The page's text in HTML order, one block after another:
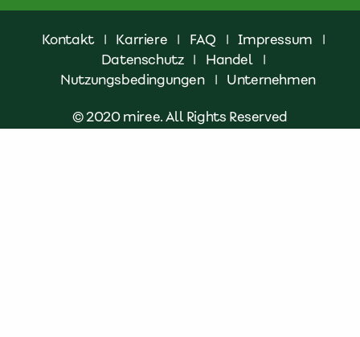
Kontakt | Karriere | FAQ | Impressum
|
Datenschutz | Handel
|
Nutzungsbedingungen
| Unternehmen
© 2020 miree. All Rights Reserved